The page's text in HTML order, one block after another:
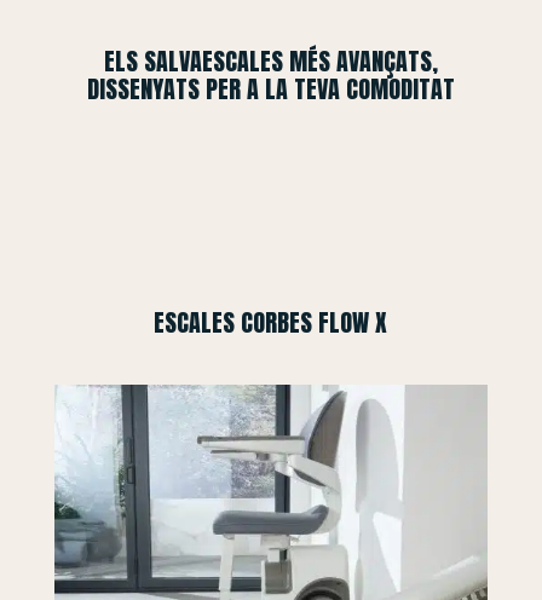
ELS SALVAESCALES MÉS AVANÇATS,
DISSENYATS PER A LA TEVA COMODITAT
ESCALES CORBES FLOW X